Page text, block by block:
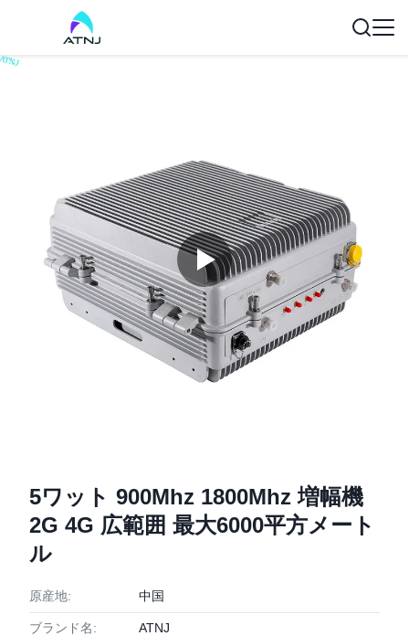
5ワット 900Mhz 1800Mhz 増幅機
2G 4G 広範囲 最大6000平方メート
ル
原産地: 中国
ブランド名: ATNJ